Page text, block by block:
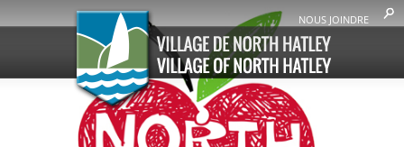
NOUS JOINDRE